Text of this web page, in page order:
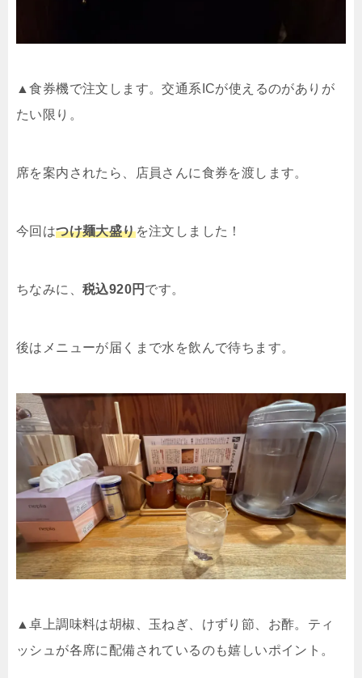
▲食券機で注文します。交通系ICが使えるのがありが
たい限り。
席を案内されたら、店員さんに食券を渡します。
今回はつけ麺大盛りを注文しました！
ちなみに、 税込920円 です。
後はメニューが届くまで水を飲んで待ちます。
▲卓上調味料は胡椒、玉ねぎ、けずり節、お酢。ティ
ッシュが各席に配備されているのも嬉しいポイント。